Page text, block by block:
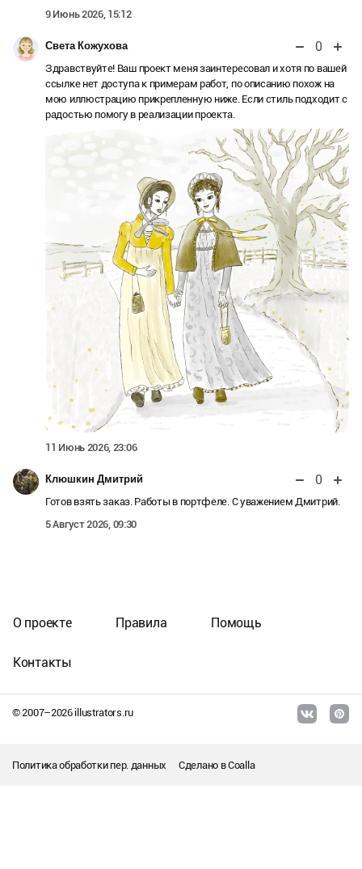
9 Июнь 2026, 15:12
Светa Кожухова 0
Здравствуйте! Ваш проект меня заинтересовал и хотя по вашей
ссылке нет доступа к примерам работ, по описанию похож на
мою иллюстрацию прикрепленную ниже. Если стиль подходит с
радостью помогу в реализации проекта.
11 Июнь 2026, 23:06
Клюшкин Дмитрий 0
Готов взять заказ. Работы в портфеле. С уважением Дмитрий.
5 Август 2026, 09:30
© 2007–2026illustrators.ru
О проекте Правила Помощь
Контакты
Политика обработки пер. данных Сделано вCoalla